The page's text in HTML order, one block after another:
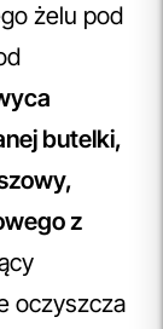
żelu pod
butelki,
z
oczyszcza